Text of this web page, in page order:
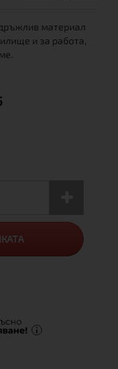
материал
и за работа,